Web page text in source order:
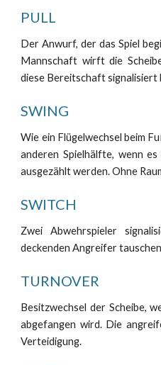
PULL
Der Anwurf, der das Spiel
Mannschaft wirft die
diese Bereitschaft signalisiert
SWING
Wie ein Flügelwechsel beim
anderen Spielhälfte, wenn
ausgezählt werden. Ohne
SWITCH
Zwei Abwehrspieler
deckenden Angreifer
TURNOVER
Besitzwechsel der Scheibe,
abgefangen wird. Die
Verteidigung.